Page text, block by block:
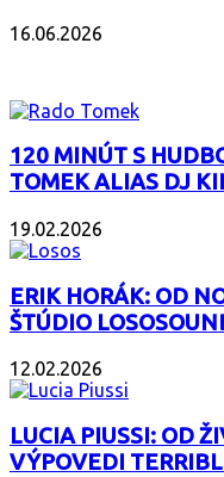
16.06.2026
120 MINÚT S
TOMEK ALIAS DJ
19.02.2026
ERIK HORÁK: OD
ŠTÚDIO
12.02.2026
LUCIA PIUSSI: OD
VÝPOVEDI